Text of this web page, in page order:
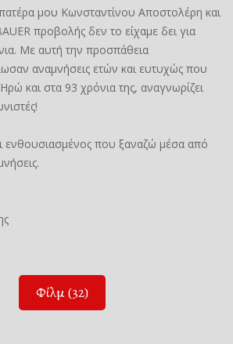
μου Κωνσταντίνου Αποστολέρη και
προβολής δεν το είχαμε δει για
Με αυτή την προσπάθεια
αναμνήσεις ετών και ευτυχώς που
και στα 93 χρόνια της, αναγνωρίζει
ενθουσιασμένος που ξαναζώ μέσα από
Φίλμ (32)